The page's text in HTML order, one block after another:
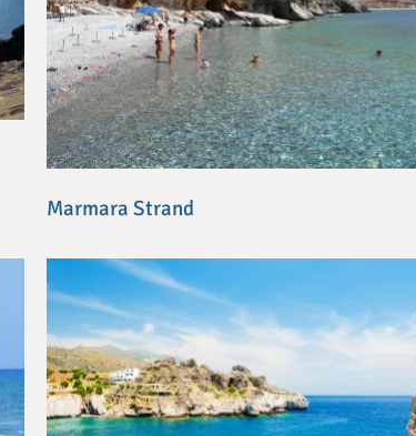
Marmara Strand